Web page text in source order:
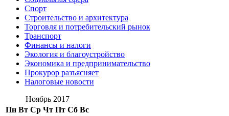
Спорт
Строительство и архитектура
Торговля и потребительский рынок
Транспорт
Финансы и налоги
Экология и благоустройство
Экономика и предпринимательство
Прокурор разъясняет
Налоговые новости
Ноябрь 2017
Пн Вт Ср Чт Пт Сб Вс